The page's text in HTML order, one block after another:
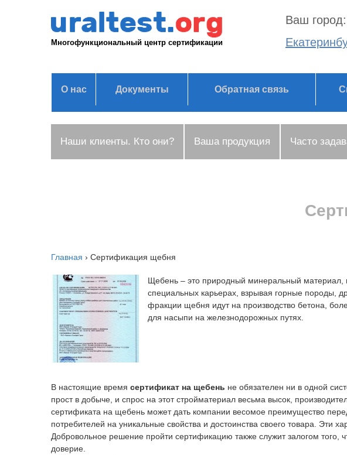
Многофункциональный центр сертификации
Ваш город:
О нас Документы Обратная связь
Наши клиенты. Кто они? Ваша продукция Часто
Главная › Сертификация щебня
Щебень – это природный минеральный материал,
специальных карьерах, взрывая горные породы,
фракции щебня идут на производство бетона,
для насыпи на железнодорожных путях.
В настоящие время сертификат на щебень не обязателен ни в одной
прост в добыче, и спрос на этот стройматериал весьма высок,
сертификата на щебень может дать компании весомое преимущество
потребителей на уникальные свойства и достоинства своего товара. Эти
Добровольное решение пройти сертификацию также служит залогом того,
доверие.